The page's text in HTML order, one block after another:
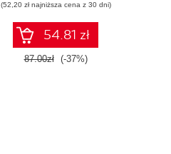
(52,20 zł najniższa cena z 30 dni)
54.81 zł
87.00zł (-37%)